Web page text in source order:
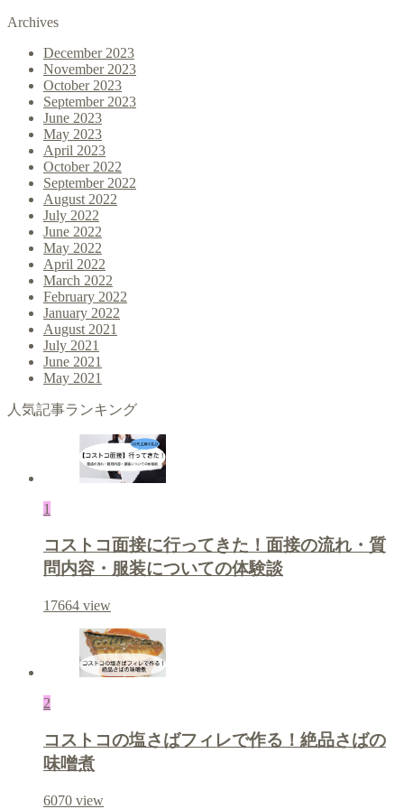
Archives
December 2023
November 2023
October 2023
September 2023
June 2023
May 2023
April 2023
October 2022
September 2022
August 2022
July 2022
June 2022
May 2022
April 2022
March 2022
February 2022
January 2022
August 2021
July 2021
June 2021
May 2021
人気記事ランキング
1
コストコ面接に行ってきた！面接の流れ・質
問内容・服装についての体験談
17664 view
2
コストコの塩さばフィレで作る！絶品さばの
味噌煮
6070 view